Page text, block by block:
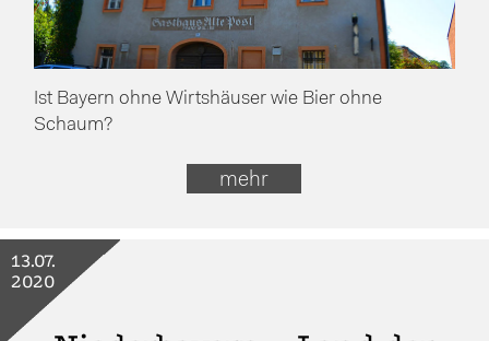
Ist Bayern ohne Wirtshäuser wie Bier ohne
Schaum?
mehr
13.07.
2020